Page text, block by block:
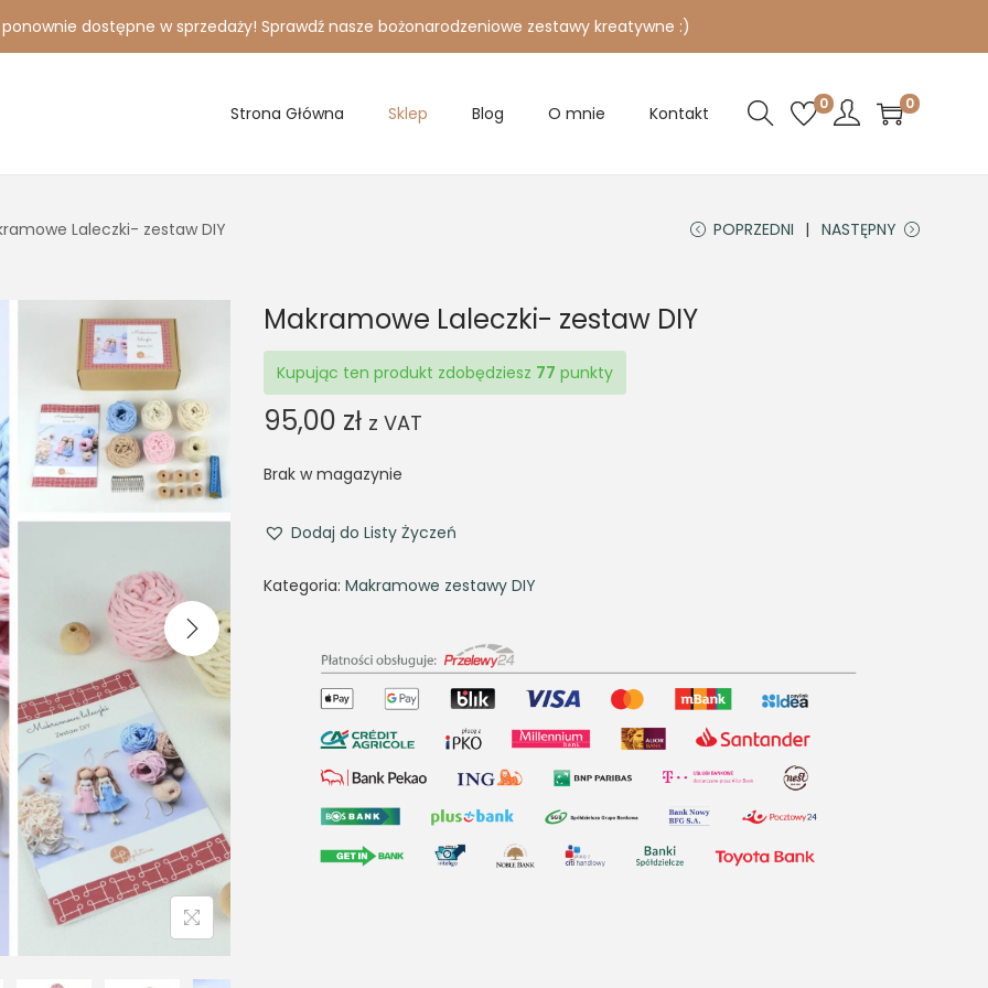
dostępne w sprzedaży! Sprawdź nasze bożonarodzeniowe zestawy kreatywne :)
Strona Główna Sklep Blog O mnie Kontakt 0 0
Laleczki- zestaw DIY POPRZEDNI NASTĘPNY
Makramowe Laleczki- zestaw DIY
Kupując ten produkt zdobędziesz 77 punkty
95,00 zł z VAT
Brak w magazynie
Dodaj do Listy Życzeń
Kategoria: Makramowe zestawy DIY